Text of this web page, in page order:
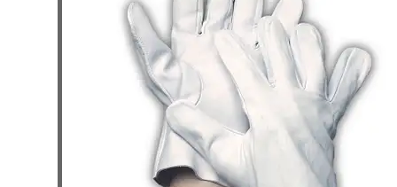
kan
gekozen
worden
op
productpagina